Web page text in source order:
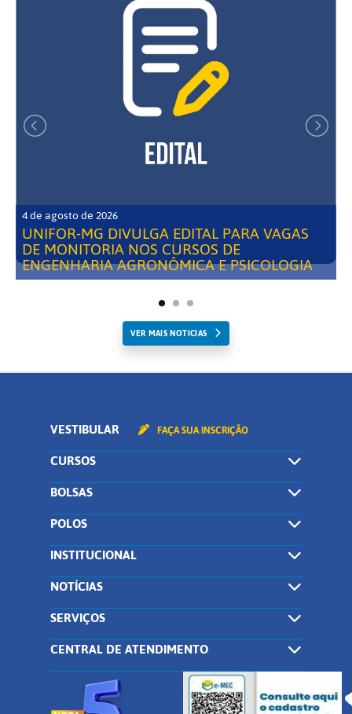
4 de agosto de 2026
UNIFOR-MG DIVULGA EDITAL PARA VAGAS
DE MONITORIA NOS CURSOS DE
ENGENHARIA AGRONÔMICA E PSICOLOGIA
VER MAIS NOTICIAS
VESTIBULAR FAÇA SUA INSCRIÇÃO
CURSOS
BOLSAS
POLOS
INSTITUCIONAL
NOTÍCIAS
SERVIÇOS
CENTRAL DE ATENDIMENTO